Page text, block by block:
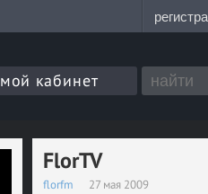
мой кабинет
FlorTV
florfm
27 мая 2009